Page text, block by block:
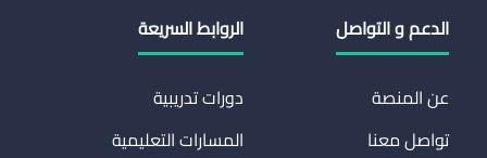
الدعم و التواصل
عن المنصة
تواصل معنا
الروابط السريعة
دورات تدريبية
المسارات التعليمية